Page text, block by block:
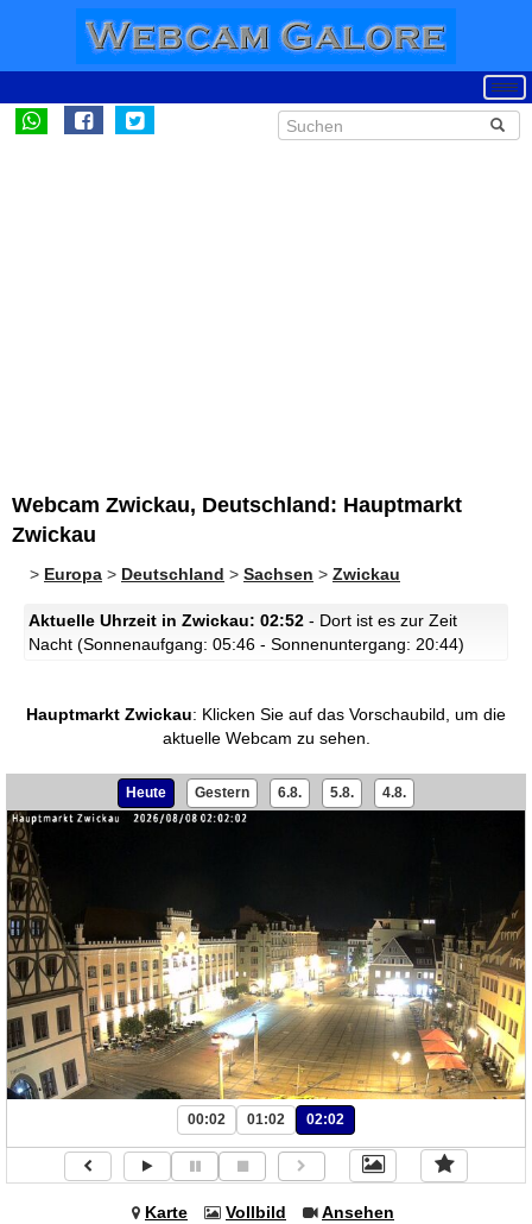
Webcam Zwickau, Deutschland: Hauptmarkt
Zwickau
> Europa > Deutschland > Sachsen > Zwickau
Aktuelle Uhrzeit in Zwickau: 02:52 - Dort ist es zur Zeit
Nacht (Sonnenaufgang: 05:46 - Sonnenuntergang: 20:44)
Hauptmarkt Zwickau: Klicken Sie auf das Vorschaubild, um die
aktuelle Webcam zu sehen.
Heute Gestern 6.8. 5.8. 4.8.
00:02 01:02 02:02
Karte Vollbild Ansehen